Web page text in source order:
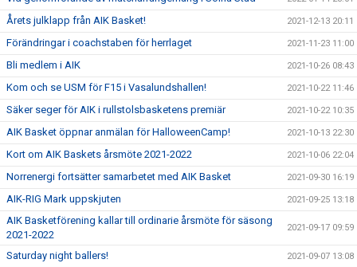
Årets julklapp från AIK Basket! 2021-12-13 20:11
Förändringar i coachstaben för herrlaget 2021-11-23 11:00
Bli medlem i AIK 2021-10-26 08:43
Kom och se USM för F15 i Vasalundshallen! 2021-10-22 11:46
Säker seger för AIK i rullstolsbasketens premiär 2021-10-22 10:35
AIK Basket öppnar anmälan för HalloweenCamp! 2021-10-13 22:30
Kort om AIK Baskets årsmöte 2021-2022 2021-10-06 22:04
Norrenergi fortsätter samarbetet med AIK Basket 2021-09-30 16:19
AIK-RIG Mark uppskjuten 2021-09-25 13:18
AIK Basketförening kallar till ordinarie årsmöte för säsong
2021-2022
2021-09-17 09:59
Saturday night ballers! 2021-09-07 13:08